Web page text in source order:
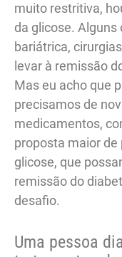
muito restritiva,
da glicose.
bariátrica,
levar à remissão
Mas eu acho que
precisamos de
medicamentos,
proposta maior de
glicose, que
remissão do
desafio.
Uma pessoa